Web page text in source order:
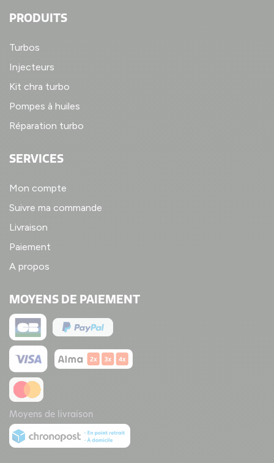
PRODUITS
Turbos
Injecteurs
Kit chra turbo
Pompes à huiles
Réparation turbo
SERVICES
Mon compte
Suivre ma commande
Livraison
Paiement
A propos
MOYENS DE PAIEMENT
Moyens de livraison